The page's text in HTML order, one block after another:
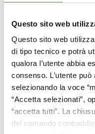
Questo sito web
Questo sito web
di tipo tecnico e potrà
qualora l’utente abbia
consenso. L’utente
selezionando la voce
“Accetta selezionati”,
“accetta tutti”. La
del comando
You are
Art. 15, c. 1,2–
concernenti i
collaborazione o